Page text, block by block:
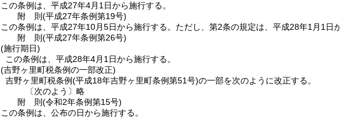
この条例は、平成27年4月1日から施行する。
附 則(平成27年条例第19号)
この条例は、平成27年10月5日から施行する。 ただし、第2条の規定は、平成28年1月1日
附 則(平成27年条例第26号)
(施行期日)
この条例は、平成28年4月1日から施行する。
(吉野ヶ里町税条例の一部改正)
吉野ヶ里町税条例(平成18年吉野ヶ里町条例第51号)の一部を次のように改正する。
〔次のよう〕略
附 則(令和2年条例第15号)
この条例は、公布の日から施行する。